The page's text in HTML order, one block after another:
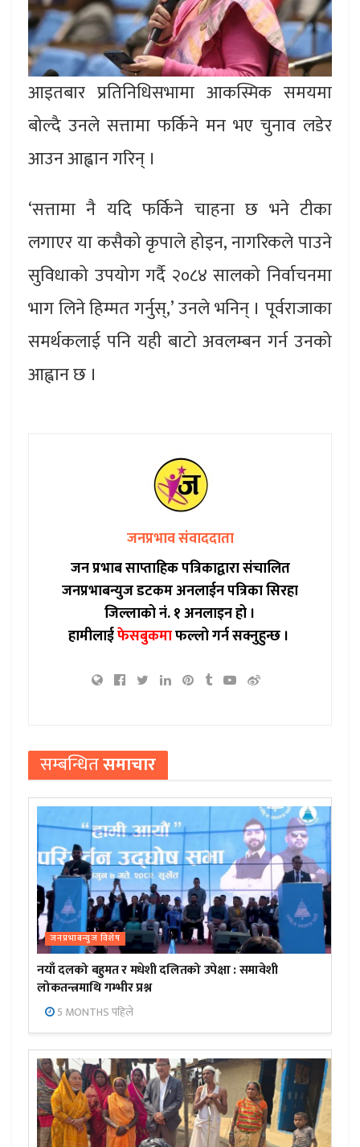
आइतबार प्रतिनिधिसभामा आकस्मिक समयमा
बोल्दै उनले सत्तामा फर्किने मन भए चुनाव लडेर
आउन आह्वान गरिन् ।
‘सत्तामा नै यदि फर्किने चाहना छ भने टीका
लगाएर या कसैको कृपाले होइन, नागरिकले पाउने
सुविधाको उपयोग गर्दै २०८४ सालको निर्वाचनमा
भाग लिने हिम्मत गर्नुस्,’ उनले भनिन् । पूर्वराजाका
समर्थकलाई पनि यही बाटो अवलम्बन गर्न उनको
आह्वान छ ।
जनप्रभाव संवाददाता
जन प्रभाब साप्ताहिक पत्रिकाद्वारा संचालित
जनप्रभाबन्युज डटकम अनलाईन पत्रिका सिरहा
जिल्लाको नं. १ अनलाइन हो ।
हामीलाईफेसबुकमाफल्लो गर्न सक्नुहुन्छ ।
सम्बन्धितसमाचार
जनप्रभाबन्युज विशेष
नयाँ दलको बहुमत र मधेशी दलितको उपेक्षा : समावेशी
लोकतन्त्रमाथि गम्भीर प्रश्न
5 MONTHS पहिले